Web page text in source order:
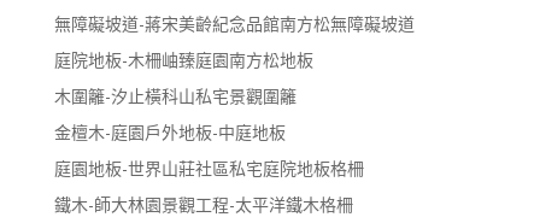
無障礙坡道-蔣宋美齡紀念品館南方松無障礙坡道
庭院地板-木柵岫臻庭園南方松地板
木圍籬-汐止橫科山私宅景觀圍籬
金檀木-庭園戶外地板-中庭地板
庭園地板-世界山莊社區私宅庭院地板格柵
鐵木-師大林園景觀工程-太平洋鐵木格柵